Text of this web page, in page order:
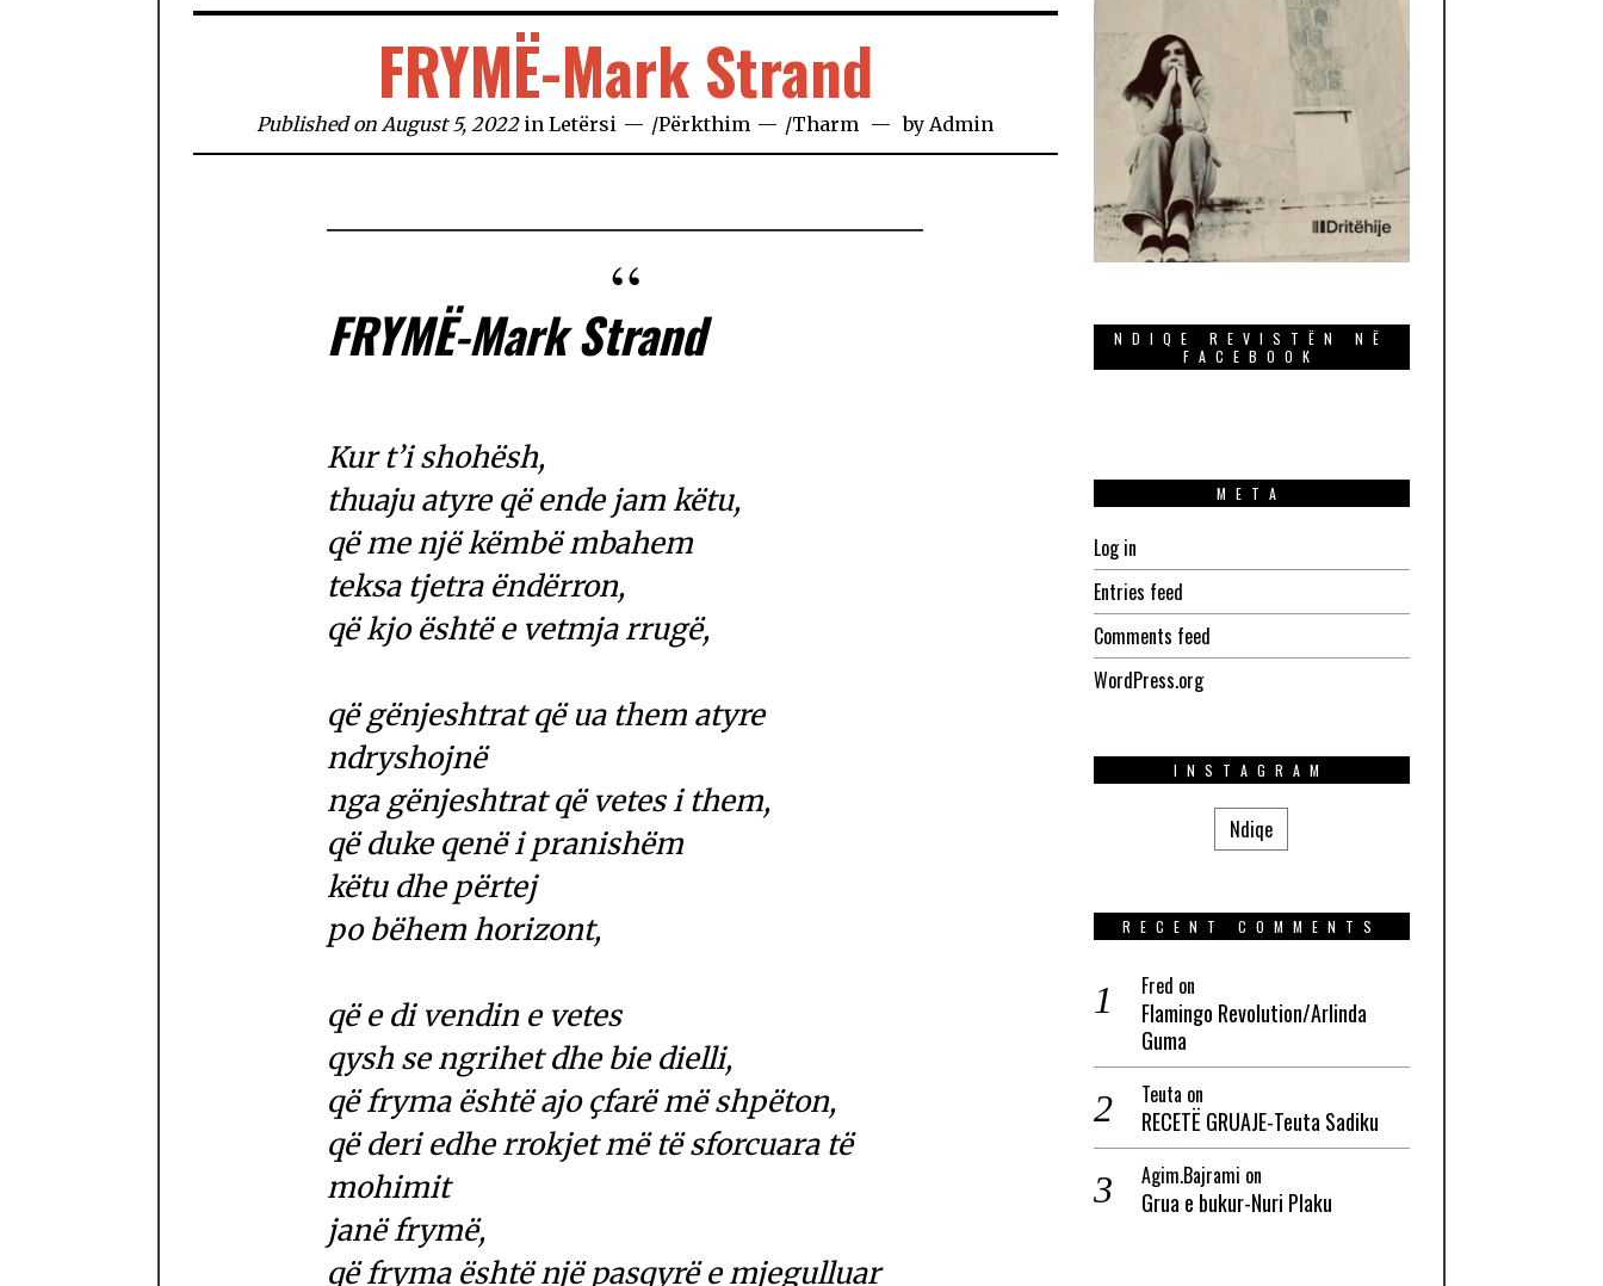
FRYMË-Mark Strand
Published on August 5, 2022 inLetërsi /Përkthim /Tharm by Admin
FRYMË-Mark Strand
Kur t’i shohësh,
thuaju atyre që ende jam këtu,
që me një këmbë mbahem
teksa tjetra ëndërron,
që kjo është e vetmja rrugë,
që gënjeshtrat që ua them atyre
ndryshojnë
nga gënjeshtrat që vetes i them,
që duke qenë i pranishëm
këtu dhe përtej
po bëhem horizont,
që e di vendin e vetes
qysh se ngrihet dhe bie dielli,
që fryma është ajo çfarë më shpëton,
që deri edhe rrokjet më të sforcuara të
mohimit
janë frymë,
që fryma është një pasqyrë e mjegulluar
NDIQE REVISTËN NË
FACEBOOK
META
Log in
Entries feed
Comments feed
WordPress.org
INSTAGRAM
Ndiqe
RECENT COMMENTS
Fred on
Flamingo Revolution/Arlinda
Guma
Teuta on
RECETË GRUAJE-Teuta Sadiku
Agim.Bajrami on
Grua e bukur-Nuri Plaku